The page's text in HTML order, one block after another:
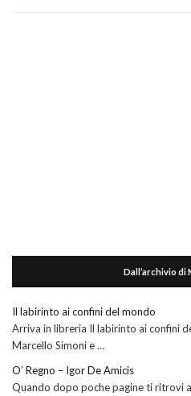
Dall’archivio di
Il labirinto ai confini del mondo
Arriva in libreria Il labirinto ai confini
Marcello Simoni e …
O’ Regno – Igor De Amicis
Quando dopo poche pagine ti ritrovi